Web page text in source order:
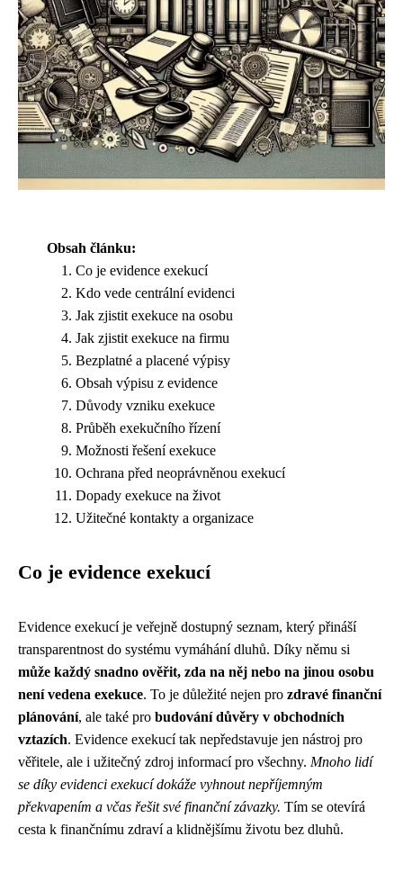
Obsah článku:
Co je evidence exekucí
Kdo vede centrální evidenci
Jak zjistit exekuce na osobu
Jak zjistit exekuce na firmu
Bezplatné a placené výpisy
Obsah výpisu z evidence
Důvody vzniku exekuce
Průběh exekučního řízení
Možnosti řešení exekuce
Ochrana před neoprávněnou exekucí
Dopady exekuce na život
Užitečné kontakty a organizace
Co je evidence exekucí
Evidence exekucí je veřejně dostupný seznam, který přináší
transparentnost do systému vymáhání dluhů. Díky němu si
může každý snadno ověřit, zda na něj nebo na jinou osobu
není vedena exekuce. To je důležité nejen pro zdravé finanční
plánování, ale také pro budování důvěry v obchodních
vztazích. Evidence exekucí tak nepředstavuje jen nástroj pro
věřitele, ale i užitečný zdroj informací pro všechny. Mnoho lidí
se díky evidenci exekucí dokáže vyhnout nepříjemným
překvapením a včas řešit své finanční závazky. Tím se otevírá
cesta k finančnímu zdraví a klidnějšímu životu bez dluhů.